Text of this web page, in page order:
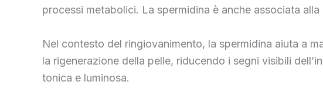
processi metabolici. La spermidina è anche associata
Nel contesto del ringiovanimento, la spermidina aiuta a
la rigenerazione della pelle, riducendo i segni visibili
tonica e luminosa.